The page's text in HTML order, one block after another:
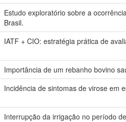
Estudo exploratório sobre a
Brasil.
IATF + CIO: estratégia prática de
Importância de um rebanho bovino
Incidência de sintomas de virose em
Interrupção da irrigação no período